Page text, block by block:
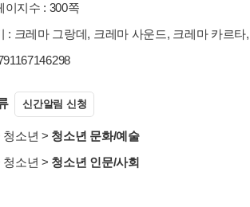
이지수 : 300쪽
: 크레마 그랑데, 크레마 사운드, 크레마 카르
신간알림 신청
청소년 > 청소년 문화/예술
청소년 > 청소년 인문/사회